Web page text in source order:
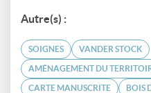
Autre(s) :
SOIGNES VANDER STOCK
AMÉNAGEMENT DU
CARTE MANUSCRITE BOIS